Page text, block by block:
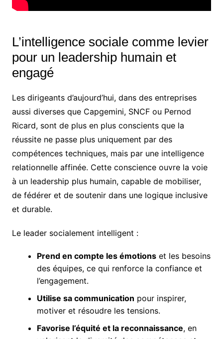
L’intelligence sociale comme levier
pour un leadership humain et
engagé
Les dirigeants d’aujourd’hui, dans des entreprises
aussi diverses que Capgemini, SNCF ou Pernod
Ricard, sont de plus en plus conscients que la
réussite ne passe plus uniquement par des
compétences techniques, mais par une intelligence
relationnelle affinée. Cette conscience ouvre la voie
à un leadership plus humain, capable de mobiliser,
de fédérer et de soutenir dans une logique inclusive
et durable.
Le leader socialement intelligent :
Prend en compte les émotionset les besoins
des équipes, ce qui renforce la confiance et
l’engagement.
Utilise sa communication pour inspirer,
motiver et résoudre les tensions.
Favorise l’équité et la reconnaissance, en